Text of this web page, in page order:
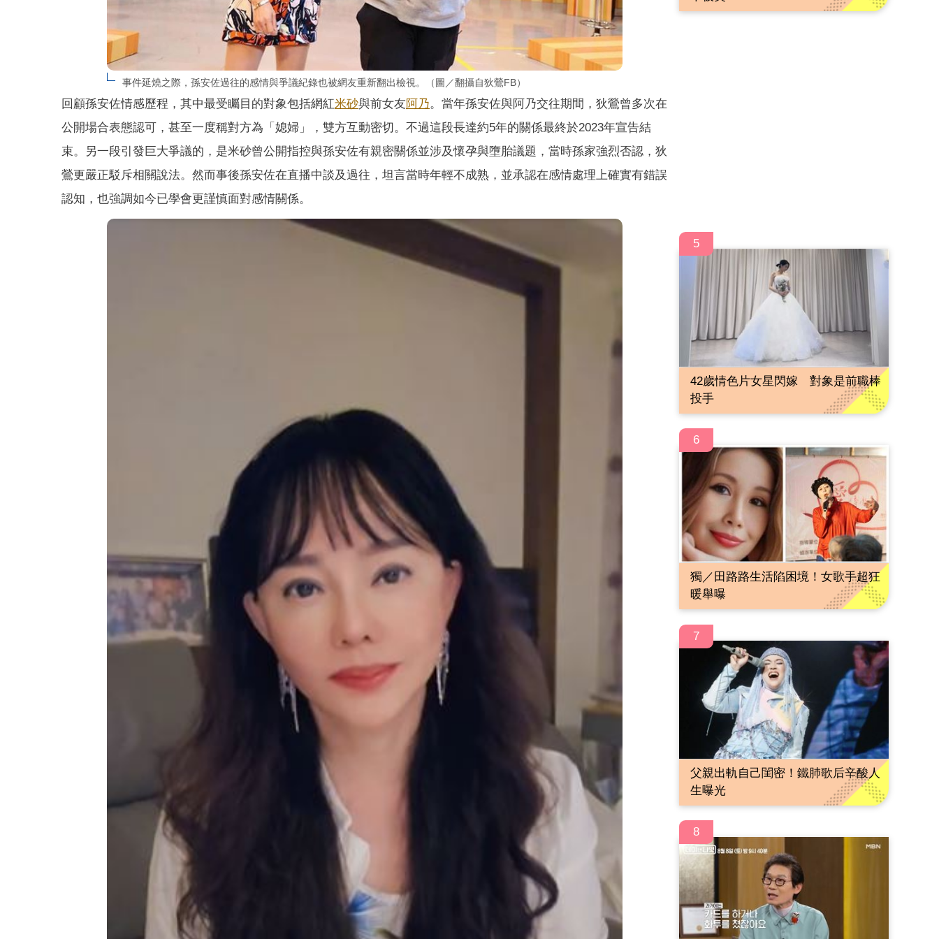
事件延燒之際，孫安佐過往的感情與爭議紀錄也被網友重新翻出檢視。（圖／翻攝自狄鶯FB）
回顧孫安佐情感歷程，其中最受矚目的對象包括網紅米砂與前女友阿乃。當年孫安佐與阿乃交往期間，狄鶯曾多次在
公開場合表態認可，甚至一度稱對方為「媳婦」，雙方互動密切。不過這段長達約5年的關係最終於2023年宣告結
束。另一段引發巨大爭議的，是米砂曾公開指控與孫安佐有親密關係並涉及懷孕與墮胎議題，當時孫家強烈否認，狄
鶯更嚴正駁斥相關說法。然而事後孫安佐在直播中談及過往，坦言當時年輕不成熟，並承認在感情處理上確實有錯誤
認知，也強調如今已學會更謹慎面對感情關係。
5
42歲情色片女星閃嫁 對象是前職棒
投手
6
獨／田路路生活陷困境！女歌手超狂
暖舉曝
7
父親出軌自己閨密！鐵肺歌后辛酸人
生曝光
8